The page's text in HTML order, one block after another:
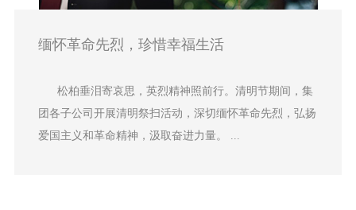
缅怀革命先烈，珍惜幸福生活
松柏垂泪寄哀思，英烈精神照前行。清明节期间，集
团各子公司开展清明祭扫活动，深切缅怀革命先烈，弘扬
爱国主义和革命精神，汲取奋进力量。 ...